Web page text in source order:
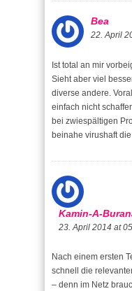
Bea
22. April
Ist total an mir
Sieht aber viel
diverse andere.
einfach nicht
bei zwiespältigen
beinahe virushaft
Kamin-A-
23. April 2014 at
Nach einem ersten
schnell die
– denn im Netz